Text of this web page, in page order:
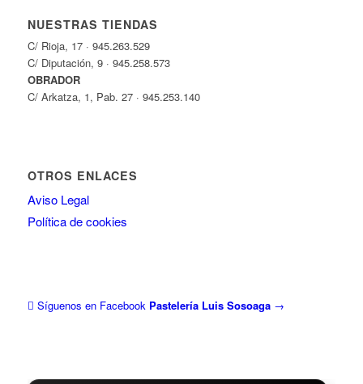
NUESTRAS TIENDAS
C/ Rioja, 17 · 945.263.529
C/ Diputación, 9 · 945.258.573
OBRADOR
C/ Arkatza, 1, Pab. 27 · 945.253.140
OTROS ENLACES
Aviso Legal
Política de cookies
Síguenos en Facebook Pastelería Luis Sosoaga →